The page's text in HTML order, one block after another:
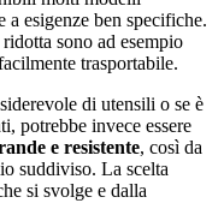
esigenze ben specifiche.
sono ad esempio
trasportabile.
di utensili o se è
potrebbe invece essere
e resistente, così da
suddiviso. La scelta
si svolge e dalla